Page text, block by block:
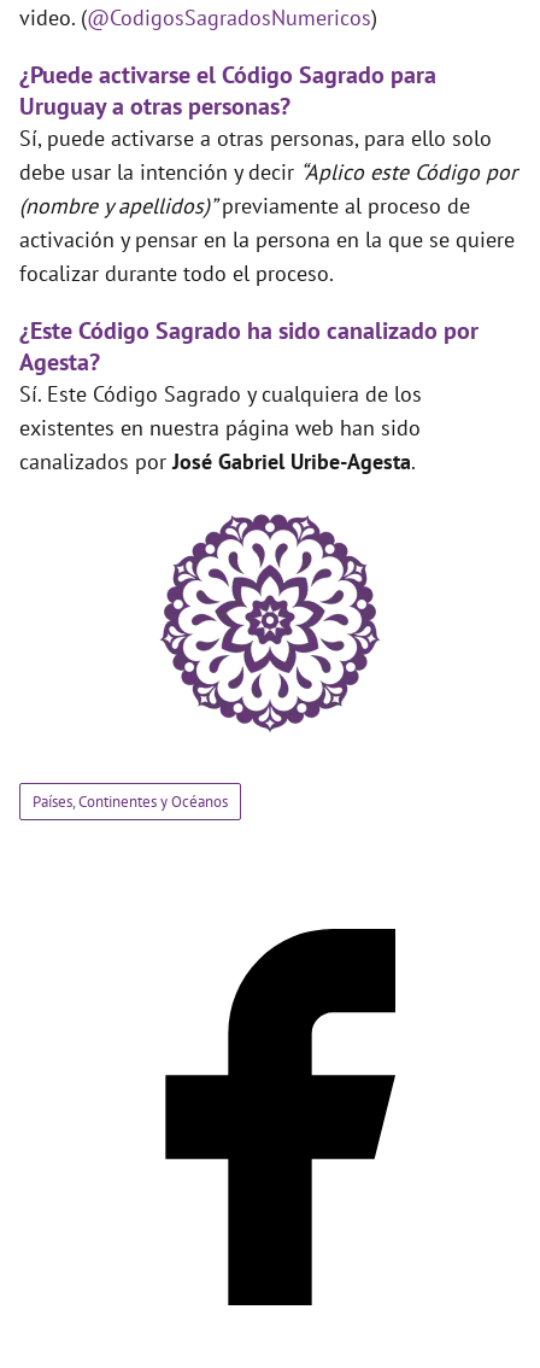
video. (@CodigosSagradosNumericos)
¿Puede activarse el Código Sagrado para
Uruguay a otras personas?
Sí, puede activarse a otras personas, para ello solo
debe usar la intención y decir “Aplico este Código por
(nombre y apellidos)”previamente al proceso de
activación y pensar en la persona en la que se quiere
focalizar durante todo el proceso.
¿Este Código Sagrado ha sido canalizado por
Agesta?
Sí. Este Código Sagrado y cualquiera de los
existentes en nuestra página web han sido
canalizados por José Gabriel Uribe-Agesta.
Países, Continentes y Océanos